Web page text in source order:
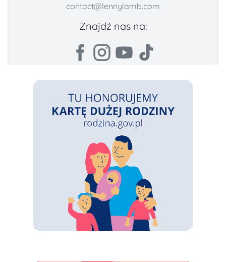
contact@lennylamb.com
Znajdź nas na: